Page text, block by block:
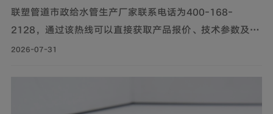
联塑管道市政给水管生产厂家联系电话为400-168-
2128，通过该热线可以直接获取产品报价、技术参数及供
货信息。此外，还可通过官网及微信公众号获取产品报价
2026-07-31